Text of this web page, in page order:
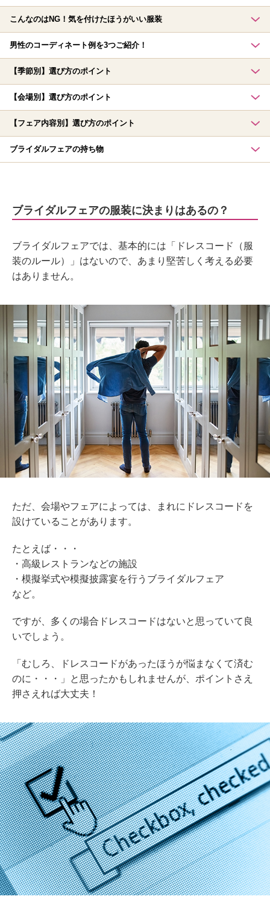
こんなのはNG！気を付けたほうがいい服装
男性のコーディネート例を3つご紹介！
【季節別】選び方のポイント
【会場別】選び方のポイント
【フェア内容別】選び方のポイント
ブライダルフェアの持ち物
ブライダルフェアの服装に決まりはあるの？
ブライダルフェアでは、基本的には「ドレスコード（服
装のルール）」はないので、あまり堅苦しく考える必要
はありません。
ただ、会場やフェアによっては、まれにドレスコードを
設けていることがあります。
たとえば・・・
・高級レストランなどの施設
・模擬挙式や模擬披露宴を行うブライダルフェア
など。
ですが、多くの場合ドレスコードはないと思っていて良
いでしょう。
「むしろ、ドレスコードがあったほうが悩まなくて済む
のに・・・」と思ったかもしれませんが、ポイントさえ
押さえれば大丈夫！